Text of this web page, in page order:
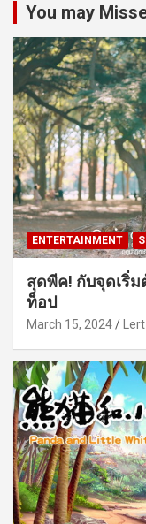
You may
ENTERTAINMENT
สุดพีค! กับจุดเริ่
ท็อป
March 15, 2024 Lert